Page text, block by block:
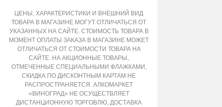
ЦЕНЫ, ХАРАКТЕРИСТИКИ И ВНЕШНИЙ ВИД
ТОВАРА В МАГАЗИНЕ МОГУТ ОТЛИЧАТЬСЯ ОТ
УКАЗАННЫХ НА САЙТЕ. СТОИМОСТЬ ТОВАРА В
МОМЕНТ ОПЛАТЫ ЗАКАЗА В МАГАЗИНЕ МОЖЕТ
ОТЛИЧАТЬСЯ ОТ СТОИМОСТИ ТОВАРА НА
САЙТЕ. НА АКЦИОННЫЕ ТОВАРЫ,
ОТМЕЧЕННЫЕ СПЕЦИАЛЬНЫМИ ФЛАЖКАМИ,
СКИДКА ПО ДИСКОНТНЫМ КАРТАМ НЕ
РАСПРОСТРАНЯЕТСЯ. АЛКОМАРКЕТ
«ВИНОГРАД» НЕ ОСУЩЕСТВЛЯЕТ
ДИСТАНЦИОННУЮ ТОРГОВЛЮ, ДОСТАВКА